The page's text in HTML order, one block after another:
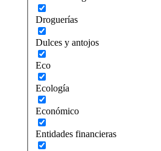
Droguerías
Dulces y antojos
Eco
Ecología
Económico
Entidades financieras